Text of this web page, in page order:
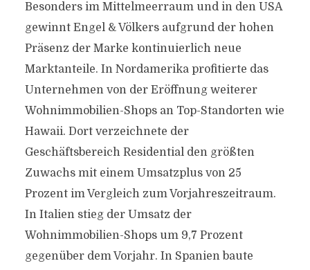
Besonders im Mittelmeerraum und in den USA
gewinnt Engel & Völkers aufgrund der hohen
Präsenz der Marke kontinuierlich neue
Marktanteile. In Nordamerika profitierte das
Unternehmen von der Eröffnung weiterer
Wohnimmobilien-Shops an Top-Standorten wie
Hawaii. Dort verzeichnete der
Geschäftsbereich Residential den größten
Zuwachs mit einem Umsatzplus von 25
Prozent im Vergleich zum Vorjahreszeitraum.
In Italien stieg der Umsatz der
Wohnimmobilien-Shops um 9,7 Prozent
gegenüber dem Vorjahr. In Spanien baute